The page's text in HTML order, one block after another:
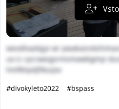
weodloadqjyi wr
uo ic cycrawsgsrmsmawkigmyi
hmfkhpdjftkuijxv
#divokyleto2022
#bspass